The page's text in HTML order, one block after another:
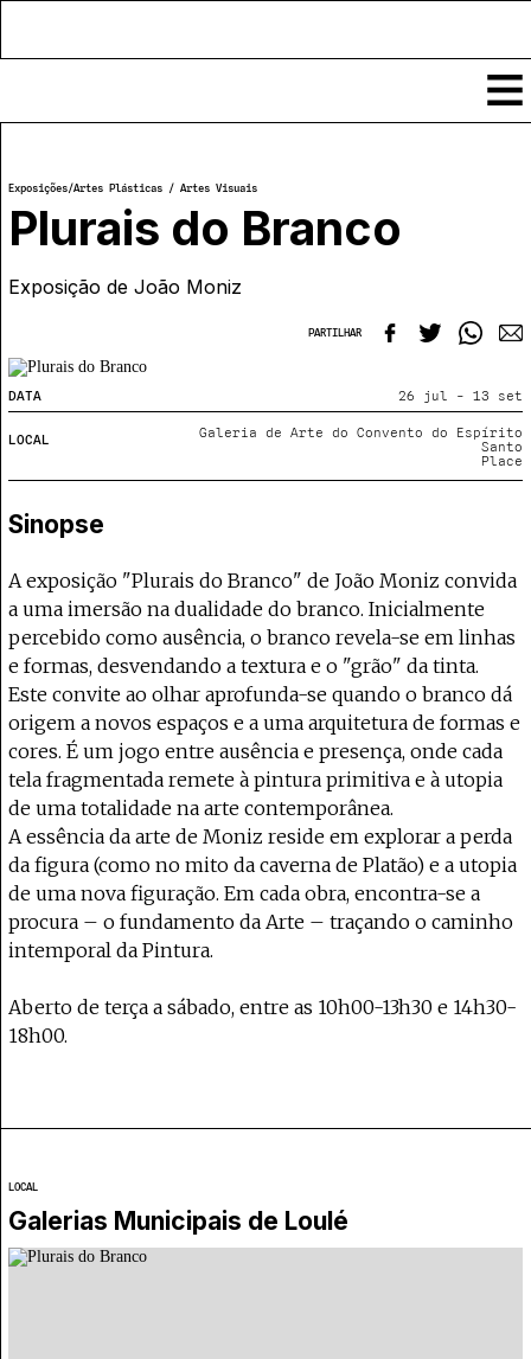
Notícias
Classificados
Ver todos
Agenda
Exposições
Por Localidade
Locais
Mapa
COFFEELABS
Workshops
Recursos
Links úteis
Projecto e Equipa
Ficha Técnica
Política de privacidade
Contactar
Política de privacidade - App
Coffeelabs Cursos curtos
Exposições/Artes Plásticas / Artes Visuais
Plurais do Branco
Exposição de João Moniz
PARTILHAR
DATA 26 jul - 13 set
LOCAL
Galeria de Arte do Convento do Espírito
Santo
Place
Sinopse
A exposição "Plurais do Branco" de João Moniz convida
a uma imersão na dualidade do branco. Inicialmente
percebido como ausência, o branco revela-se em linhas
e formas, desvendando a textura e o "grão" da tinta.
Este convite ao olhar aprofunda-se quando o branco dá
origem a novos espaços e a uma arquitetura de formas e
cores. É um jogo entre ausência e presença, onde cada
tela fragmentada remete à pintura primitiva e à utopia
de uma totalidade na arte contemporânea.
A essência da arte de Moniz reside em explorar a perda
da figura (como no mito da caverna de Platão) e a utopia
de uma nova figuração. Em cada obra, encontra-se a
procura – o fundamento da Arte – traçando o caminho
intemporal da Pintura.
Aberto de terça a sábado, entre as 10h00-13h30 e 14h30-
18h00.
LOCAL
Galerias Municipais de Loulé